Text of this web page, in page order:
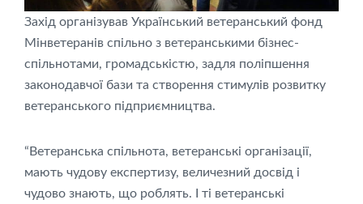
Захід організував Український ветеранський фонд
Мінветеранів спільно з ветеранськими бізнес-
спільнотами, громадськістю, задля поліпшення
законодавчої бази та створення стимулів розвитку
ветеранського підприємництва.
“Ветеранська спільнота, ветеранські організації,
мають чудову експертизу, величезний досвід і
чудово знають, що роблять. І ті ветеранські